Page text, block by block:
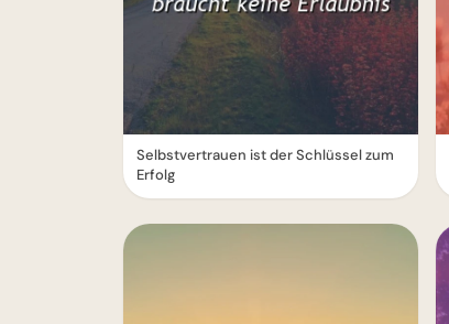
Selbstvertrauen ist der Schlüssel zum
Erfolg